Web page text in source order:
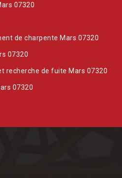
07320
de charpente Mars 07320
07320
recherche de fuite Mars 07320
07320